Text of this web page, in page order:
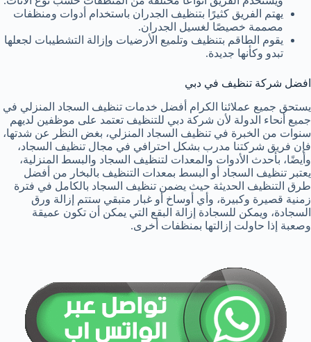
يهتم الفريق كثيرًا بتنظيف الجدران باستخدام أدوات ومنظفات
مصممة خصيصًا لغسيل الجدران.
يقوم الطاقم بتنظيف وتلميع الأرضيات وإزالة التشطيبات لجعلها
تبدو وكأنها جديدة.
افضل شركة تنظيف في دبي
يستحق جميع عملائنا الكرام أفضل خدمات تنظيف السجاد المنزلي في
جميع أنحاء الدولة لأن شركة دبي للتنظيف تعتمد على موظفين لديهم
سنوات من الخبرة في تنظيف السجاد المنزلي، بغض النظر عن شدتها،
فإن فريق شركتنا مدرب بشكل احترافي في مجال تنظيف السجاد،
وأيضًا، بأحدث الأدوات والمعدات لتنظيف السجاد والبسط المنزلية،
يعتبر تنظيف السجاد أو البسط بمعدات التنظيف بالبخار من أفضل
طرق التنظيف الحديثة حيث يضمن تنظيف السجاد بالكامل في فترة
زمنية قصيرة وكبيرة، وأي أوساخ أو غبار متبقي ستتم إزالة ورق
السجادة، ويمكن للسجادة إزالة البقع التي يمكن أن تكون عميقة
وصعبة إذا حاولت إزالتها بمنظفات أخرى.